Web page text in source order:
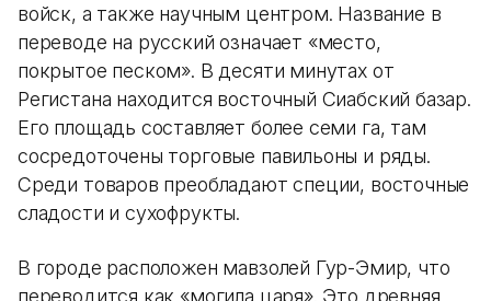
войск, а также научным центром. Название в
переводе на русский означает «место,
покрытое песком». В десяти минутах от
Регистана находится восточный Сиабский базар.
Его площадь составляет более семи га, там
сосредоточены торговые павильоны и ряды.
Среди товаров преобладают специи, восточные
сладости и сухофрукты.
В городе расположен мавзолей Гур-Эмир, что
переводится как «могила царя». Это древняя